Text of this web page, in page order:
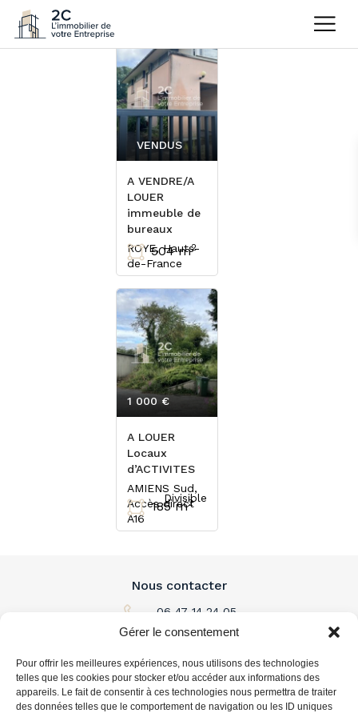
Gérer le consentement
Pour offrir les meilleures expériences, nous utilisons des technologies
telles que les cookies pour stocker et/ou accéder aux informations des
appareils. Le fait de consentir à ces technologies nous permettra de traiter
des données telles que le comportement de navigation ou les ID uniques
A VENDRE/A
LOUER
immeuble de
bureaux
VENDUS
ROYE, Hauts-
de-France
504 m2
A LOUER
Locaux
d’ACTIVITES
Divisible
1 000 €
AMIENS Sud,
Accès direct
A16
185 m2
L'immobilier à louer
L'immobilier à acheter
Nous contacter
06 47 14 24 05
Par email